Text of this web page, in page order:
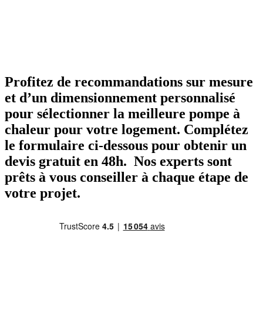
Profitez de recommandations sur mesure
et d’un dimensionnement personnalisé
pour sélectionner la meilleure pompe à
chaleur pour votre logement. Complétez
le formulaire ci-dessous pour obtenir un
devis gratuit en 48h. Nos experts sont
prêts à vous conseiller à chaque étape de
votre projet.